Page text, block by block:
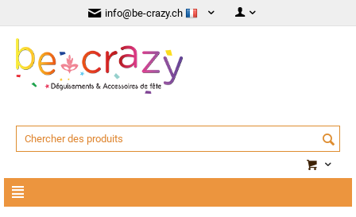
info@be-crazy.ch